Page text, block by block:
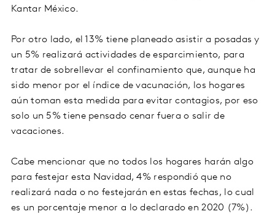
Kantar México.
Por otro lado, el 13% tiene planeado asistir a posadas y
un 5% realizará actividades de esparcimiento, para
tratar de sobrellevar el confinamiento que, aunque ha
sido menor por el índice de vacunación, los hogares
aún toman esta medida para evitar contagios, por eso
solo un 5% tiene pensado cenar fuera o salir de
vacaciones.
Cabe mencionar que no todos los hogares harán algo
para festejar esta Navidad, 4% respondió que no
realizará nada o no festejarán en estas fechas, lo cual
es un porcentaje menor a lo declarado en 2020 (7%).